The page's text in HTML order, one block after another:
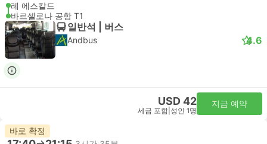
레 에스칼드
바르셀로나 공항 T1
일반석 | 버스
Andbus 4.6
USD 42
세금 포함 성인 1명
지금 예약
바로 확정